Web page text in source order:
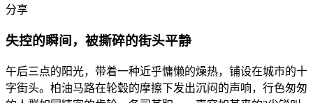
分享
失控的瞬间，被撕碎的街头平静
午后三点的阳光，带着一种近乎慵懒的燥热，铺设在城市的十
字街头。柏油马路在轮毂的摩擦下发出沉闷的声响，行色匆匆